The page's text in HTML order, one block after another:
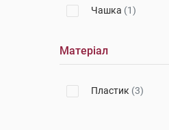
Чашка (1)
Матеріал
Пластик (3)